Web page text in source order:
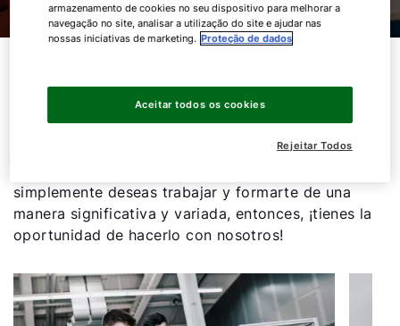
Si quieres poner en práctica la teoría de la
universidad, estás buscando unas prácticas de
simplemente deseas trabajar y formarte de una
manera significativa y variada, entonces, ¡tienes la
oportunidad de hacerlo con nosotros!
armazenamento de cookies no seu dispositivo para melhorar a
navegação no site, analisar a utilização do site e ajudar nas
nossas iniciativas de marketing. Proteção de dados
Rejeitar Todos
Aceitar todos os cookies